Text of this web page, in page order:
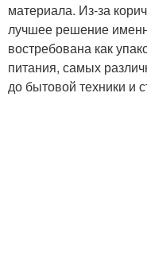
материала. Из-за
лучшее решение
востребована как
питания, самых
до бытовой техники и